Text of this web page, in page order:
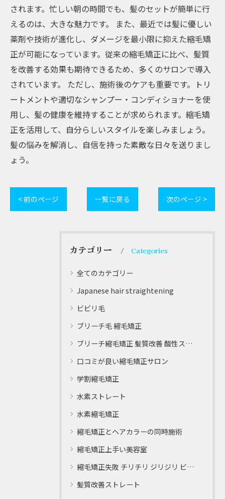
されます。忙しい朝の時間でも、髪のセットが簡単に行
えるのは、大きな魅力です。 また、最近では髪に優しい
薬剤や技術が進化し、ダメージを最小限に抑えた縮毛矯
正が可能になっています。従来の縮毛矯正に比べ、髪質
を改善する効果も期待できるため、多くのサロンで導入
されています。 ただし、施術後のケアも重要です。トリ
ートメントや適切なシャンプー・コンディショナーを使
用し、髪の健康を維持することが求められます。縮毛矯
正を活用して、自分らしいスタイルを楽しみましょう。
髪の悩みを解消し、自信を持った素敵な日々を送りまし
ょう。
< 前のページ 一覧に戻る 次のページ >
カテゴリー Categories
全てのカテゴリー
Japanese hair straightening
ビビリ毛
ブリーチ毛 縮毛矯正
ブリーチ縮毛矯正 髪質改善 酸性ストレート
口コミが良い縮毛矯正サロン
学割縮毛矯正
水素ストレート
水素縮毛矯正
縮毛矯正とヘアカラーの同時施術
縮毛矯正上手い美容室
縮毛矯正失敗 チリチリ ジリジリ ビビり直し専門
髪質改善ストレート